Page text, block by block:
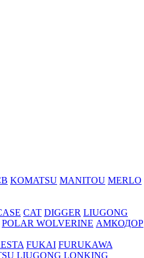
KOMATSU MANITOU MERLO
CAT DIGGER LIUGONG
POLAR WOLVERINE АМКОДОР
FUKAI FURUKAWA
LIUGONG LONKING